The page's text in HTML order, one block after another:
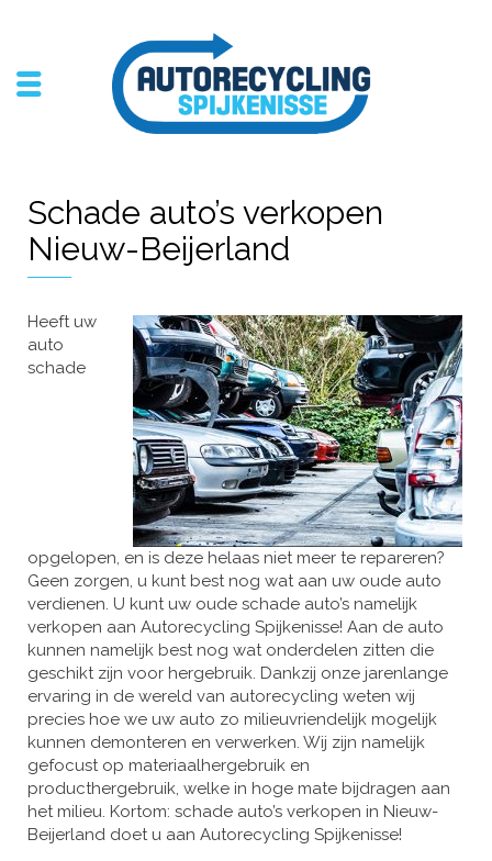
Schade auto’s verkopen
Nieuw-Beijerland
Heeft uw
auto
schade
opgelopen, en is deze helaas niet meer te repareren?
Geen zorgen, u kunt best nog wat aan uw oude auto
verdienen. U kunt uw oude schade auto’s namelijk
verkopen aan Autorecycling Spijkenisse! Aan de auto
kunnen namelijk best nog wat onderdelen zitten die
geschikt zijn voor hergebruik. Dankzij onze jarenlange
ervaring in de wereld van autorecycling weten wij
precies hoe we uw auto zo milieuvriendelijk mogelijk
kunnen demonteren en verwerken. Wij zijn namelijk
gefocust op materiaalhergebruik en
producthergebruik, welke in hoge mate bijdragen aan
het milieu. Kortom: schade auto’s verkopen in Nieuw-
Beijerland doet u aan Autorecycling Spijkenisse!